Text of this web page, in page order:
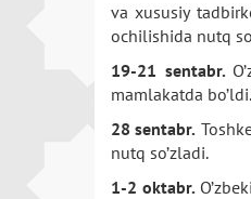
va xususiy
ochilishida nutq
19-21 sentabr.
mamlakatda bo’ldi.
28 sentabr.
nutq so’zladi.
1-2 oktabr.